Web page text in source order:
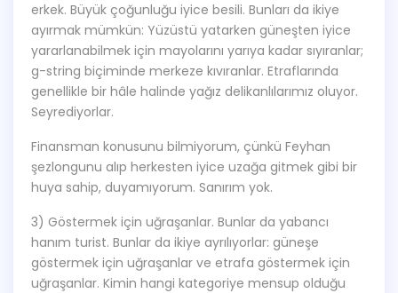
erkek. Büyük çoğunluğu iyice besili. Bunları da ikiye
ayırmak mümkün: Yüzüstü yatarken güneşten iyice
yararlanabilmek için mayolarını yarıya kadar sıyıranlar;
g-string biçiminde merkeze kıvıranlar. Etraflarında
genellikle bir hâle halinde yağız delikanlılarımız oluyor.
Seyrediyorlar.
Finansman konusunu bilmiyorum, çünkü Feyhan
şezlongunu alıp herkesten iyice uzağa gitmek gibi bir
huya sahip, duyamıyorum. Sanırım yok.
3) Göstermek için uğraşanlar. Bunlar da yabancı
hanım turist. Bunlar da ikiye ayrılıyorlar: güneşe
göstermek için uğraşanlar ve etrafa göstermek için
uğraşanlar. Kimin hangi kategoriye mensup olduğu